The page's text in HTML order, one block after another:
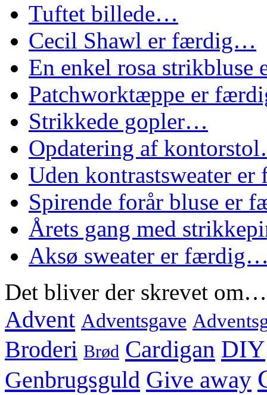
Tuftet billede…
Cecil Shawl er færdig…
En enkel rosa
Patchworktæppe er
Strikkede gopler…
Opdatering af
Uden kontrastsweater
Spirende forår bluse er
Årets gang med
Aksø sweater er
Det bliver der skrevet om…
Advent Adventsgave
Broderi Brød Cardigan DIY
Genbrugsguld Give away